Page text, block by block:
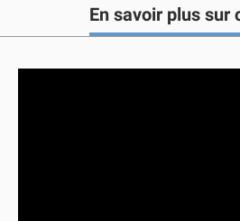
En savoir plus sur